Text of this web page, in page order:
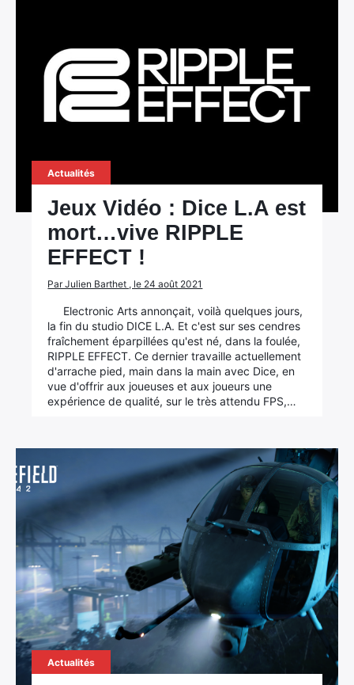
Actualités
Jeux Vidéo : Dice L.A est
mort…vive RIPPLE
EFFECT !
Par Julien Barthet , le 24 août 2021
Electronic Arts annonçait, voilà quelques jours,
la fin du studio DICE L.A. Et c'est sur ses cendres
fraîchement éparpillées qu'est né, dans la foulée,
RIPPLE EFFECT. Ce dernier travaille actuellement
d'arrache pied, main dans la main avec Dice, en
vue d'offrir aux joueuses et aux joueurs une
expérience de qualité, sur le très attendu FPS,…
Actualités